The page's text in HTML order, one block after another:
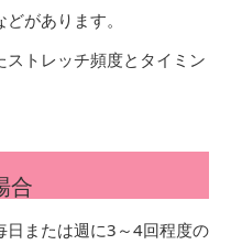
があります。
トレッチ頻度とタイミン
合
日または週に3～4回程度の